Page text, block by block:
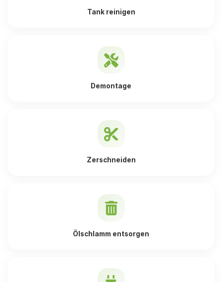
Tank reinigen
Demontage
Zerschneiden
Ölschlamm entsorgen